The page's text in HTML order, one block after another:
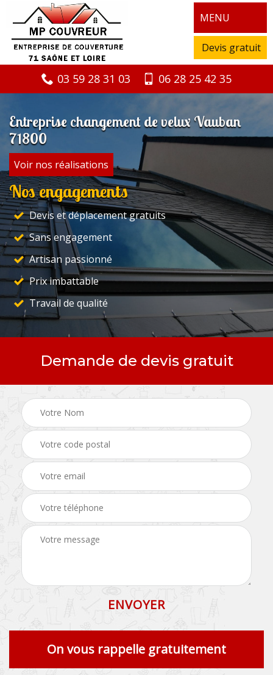
MENU
Devis gratuit
03 59 28 31 03 06 28 25 42 35
Entreprise changement de velux Vauban
71800
Voir nos réalisations
Nos engagements
Devis et déplacement gratuits
Sans engagement
Artisan passionné
Prix imbattable
Travail de qualité
Demande de devis gratuit
On vous rappelle gratuitement